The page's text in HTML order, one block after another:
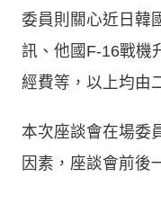
委員則關心近日韓
訊、他國F-16戰機
經費等，以上均由
本次座談會在場委
因素，座談會前後